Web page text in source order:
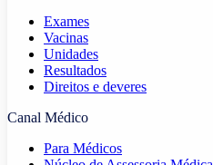
Exames
Vacinas
Unidades
Resultados
Direitos e deveres
Canal Médico
Para Médicos